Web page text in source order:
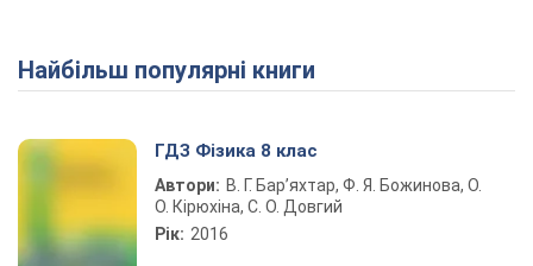
Найбільш популярні книги
ГДЗ Фізика 8 клас
Автори: В. Г. Бар’яхтар, Ф. Я. Божинова, О.
О. Кірюхіна, С. О. Довгий
Рік: 2016